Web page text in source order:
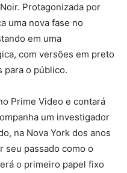
Protagonizada por
uma nova fase no
em uma
com versões em preto
para o público.
Prime Video e contará
um investigador
na Nova York dos anos
seu passado como o
o primeiro papel fixo